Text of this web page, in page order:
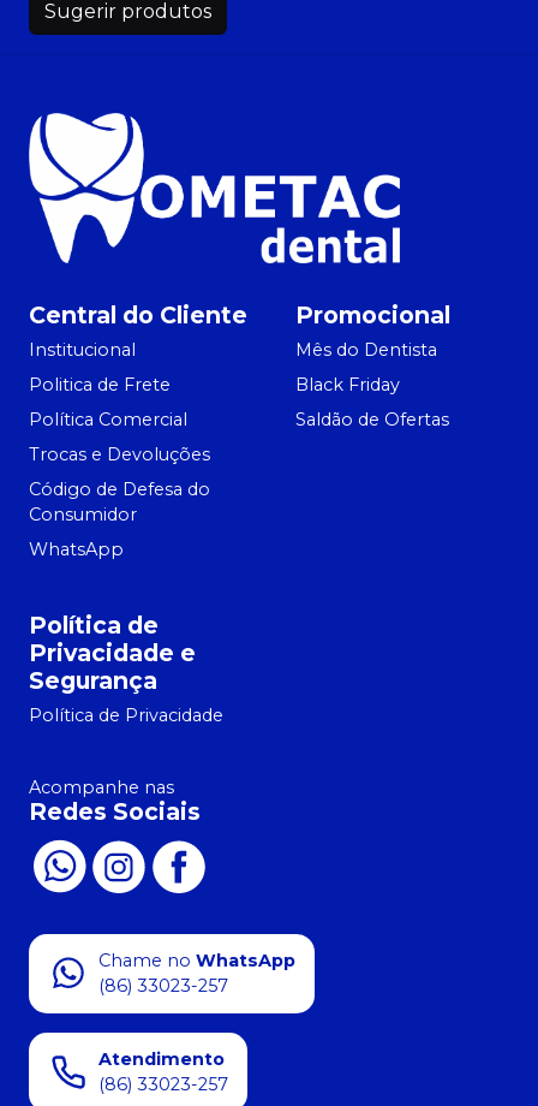
Sugerir produtos
Central do Cliente
Institucional
Politica de Frete
Política Comercial
Trocas e Devoluções
Código de Defesa do
Consumidor
WhatsApp
Promocional
Mês do Dentista
Black Friday
Saldão de Ofertas
Política de
Privacidade e
Segurança
Política de Privacidade
Acompanhe nas
Redes Sociais
Chame no WhatsApp
(86) 33023-257
Atendimento
(86) 33023-257